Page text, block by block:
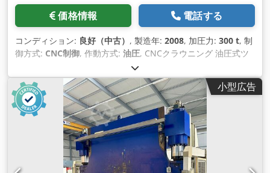
価格情報 電話する
コンディション: 良好（中古） , 製造年: 2008, 加圧力: 300 t, 制
御方式: CNC制御, 作動方式: 油圧, CNCクラウニング 油圧式ツ
ールクランプ EFL Easy Formレーザー測定・補正システム ツー
ルセット レーザーガイド保護 制御軸：Y1/Y2/X/R/V軸 最大曲げ
長さ：4000mm コラム間距離：3150mm 最大押圧力：320T テ
ーブルマウント間距離：570mm 最大ストローク：300mm テ
ーブル幅：200mm コラムオーバーハング：400mm 下降速
度：120mm/分 動作速度：14mm/分 戻り速度：130mm/分 X
軸範囲：1000mm 制御システム：CADMAN 出力：42kW 全
長：5800mm 全幅：2300mm 全高：3800mm Credpfxowrza
As Apdof 重量：23000kg
小型広告